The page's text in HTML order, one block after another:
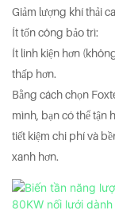
Giảm lượng khí thải
Ít tốn công bảo trì:
Ít linh kiện hơn
thấp hơn.
Bằng cách chọn
mình, bạn có thể tận
tiết kiệm chi phí và
xanh hơn.